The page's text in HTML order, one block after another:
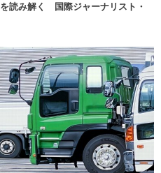
読み解く 国際ジャーナリスト・